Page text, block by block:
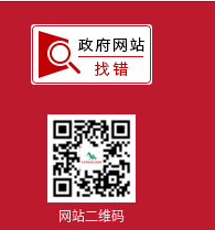
网站二维码